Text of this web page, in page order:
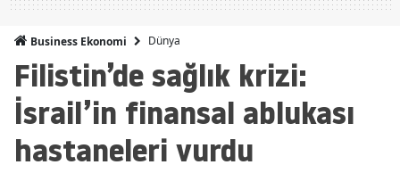
Business Ekonomi Dünya
Filistin’de sağlık krizi:
İsrail’in finansal ablukası
hastaneleri vurdu